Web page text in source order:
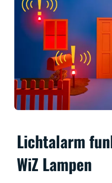
Lichtalarm
WiZ Lampen